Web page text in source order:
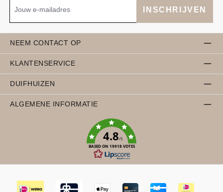
INSCHRIJVEN
NEEM CONTACT OP
KLANTENSERVICE
DUIFHUIZEN
ALGEMENE INFORMATIE
4.8/5
BASED ON 19918 VOTES